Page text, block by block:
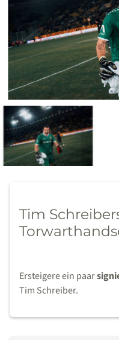
Tim
Ersteigere ein paar
Tim Schreiber.